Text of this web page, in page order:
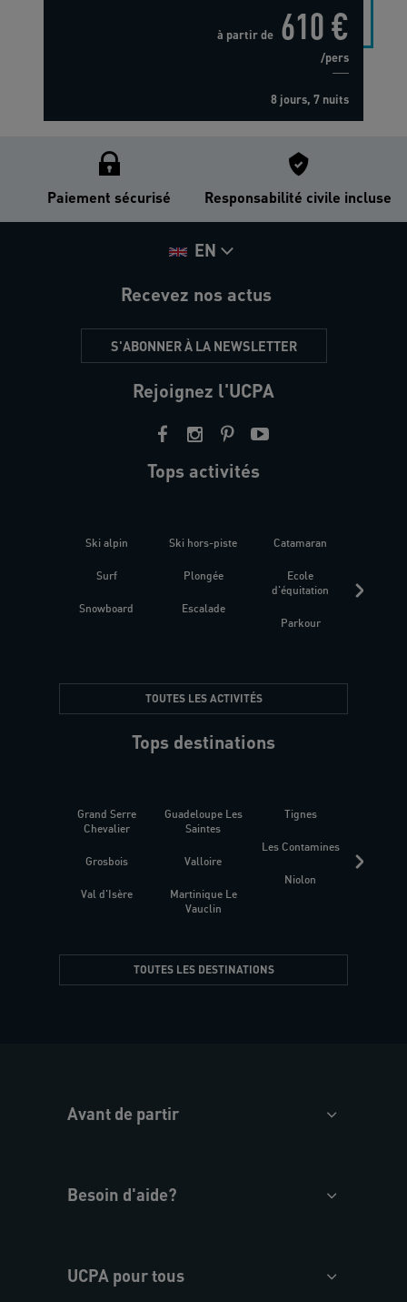
à partir de 610 €
/pers
8 jours, 7 nuits
Paiement sécurisé Responsabilité civile incluse
EN
Recevez nos actus
S'ABONNER À LA NEWSLETTER
Rejoignez l'UCPA
Tops activités
Ski alpin
Surf
Snowboard
Ski hors-piste
Plongée
Escalade
Catamaran
Ecole
d'équitation
Parkour
TOUTES LES ACTIVITÉS
Tops destinations
Grand Serre
Chevalier
Grosbois
Val d'Isère
Guadeloupe Les
Saintes
Valloire
Martinique Le
Vauclin
Tignes
Les Contamines
Niolon
TOUTES LES DESTINATIONS
Avant de partir
Besoin d'aide?
UCPA pour tous